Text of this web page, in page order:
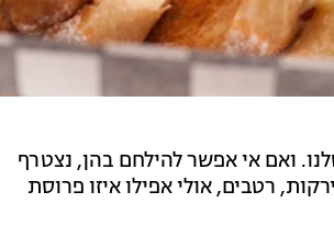
ואם אי אפשר להילחם בהן, נצטרף
רטבים, אולי אפילו איזו פרוסת